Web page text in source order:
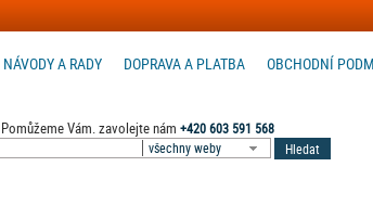
OBCHODNÍ
DOPRAVA A PLATBA
NÁVODY A RADY
Vám. zavolejte nám+420 603 591 568
všechny weby